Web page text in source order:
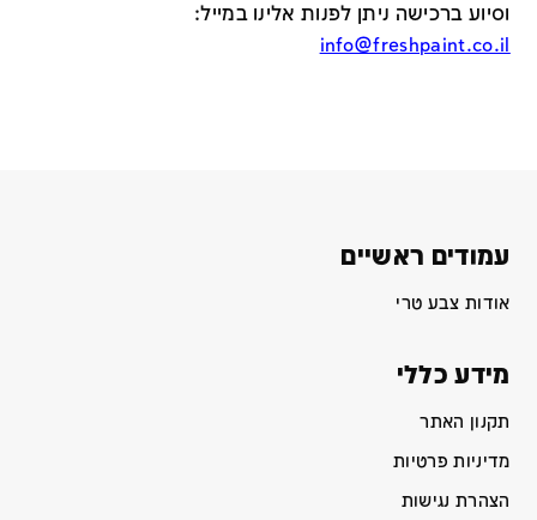
וסיוע ברכישה ניתן לפנות אלינו במייל:
info@freshpaint.co.il
עמודים ראשיים
אודות צבע טרי
מידע כללי
תקנון האתר
מדיניות פרטיות
הצהרת נגישות